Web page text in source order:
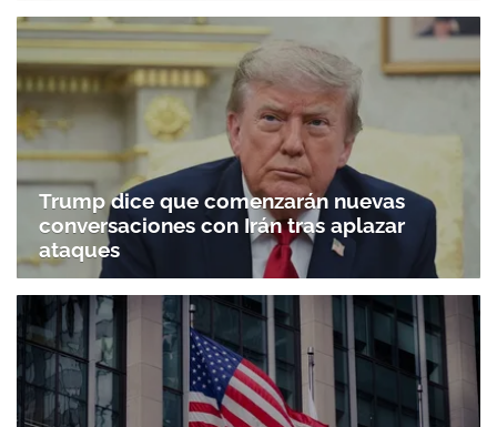
Trump dice que comenzarán nuevas
conversaciones con Irán tras aplazar
ataques